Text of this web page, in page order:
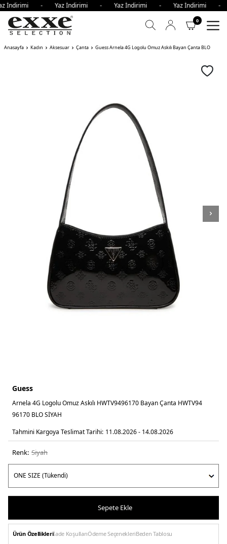
İndirimi - Yaz İndirimi - Yaz İndirimi - Yaz
0
Anasayfa Kadın Aksesuar Çanta Guess Arnela 4G Logolu Omuz Askılı Bayan Çanta BLO
Guess
Arnela 4G Logolu Omuz Askılı HWTV9496170 Bayan Çanta HWTV94
96170 BLO SİYAH
Tahmini Kargoya Teslimat Tarihi: 11.08.2026 - 14.08.2026
Renk: si̇yah
Sepete Ekle
Ürün Özellikleriİade KoşullarıÖdeme SeçenekleriBeden Tablosu